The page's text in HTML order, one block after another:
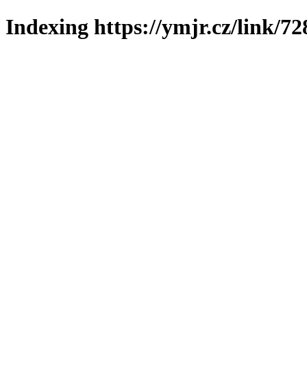
Indexing https://ymjr.cz/link/